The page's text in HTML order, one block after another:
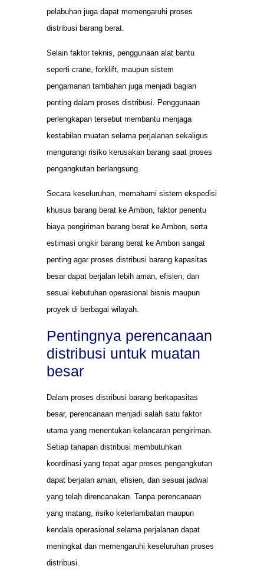
pelabuhan juga dapat memengaruhi proses
distribusi barang berat.
Selain faktor teknis, penggunaan alat bantu
seperti crane, forklift, maupun sistem
pengamanan tambahan juga menjadi bagian
penting dalam proses distribusi. Penggunaan
perlengkapan tersebut membantu menjaga
kestabilan muatan selama perjalanan sekaligus
mengurangi risiko kerusakan barang saat proses
pengangkutan berlangsung.
Secara keseluruhan, memahami sistem ekspedisi
khusus barang berat ke Ambon, faktor penentu
biaya pengiriman barang berat ke Ambon, serta
estimasi ongkir barang berat ke Ambon sangat
penting agar proses distribusi barang kapasitas
besar dapat berjalan lebih aman, efisien, dan
sesuai kebutuhan operasional bisnis maupun
proyek di berbagai wilayah.
Pentingnya perencanaan
distribusi untuk muatan
besar
Dalam proses distribusi barang berkapasitas
besar, perencanaan menjadi salah satu faktor
utama yang menentukan kelancaran pengiriman.
Setiap tahapan distribusi membutuhkan
koordinasi yang tepat agar proses pengangkutan
dapat berjalan aman, efisien, dan sesuai jadwal
yang telah direncanakan. Tanpa perencanaan
yang matang, risiko keterlambatan maupun
kendala operasional selama perjalanan dapat
meningkat dan memengaruhi keseluruhan proses
distribusi.